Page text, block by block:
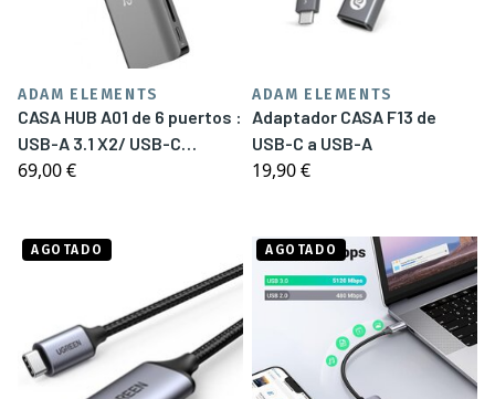
ADAM ELEMENTS
CASA HUB A01 de 6 puertos :
USB-A 3.1 X2/ USB-C
3.1/HDMI/RJ45/SD Card
69,00 €
ADAM ELEMENTS
Adaptador CASA F13 de
USB-C a USB-A
19,90 €
AGOTADO AGOTADO